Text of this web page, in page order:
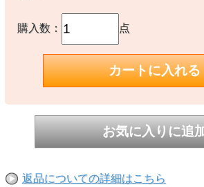
テゴリーの商品を生み続けることで、ファッ
域でも高い支持を受けています。
代表的なモデルの59FIFTY®をはじめ、多彩
〇本体：コットン
多少異なる場合があります。
購入数： 点
返品についての詳細はこちら